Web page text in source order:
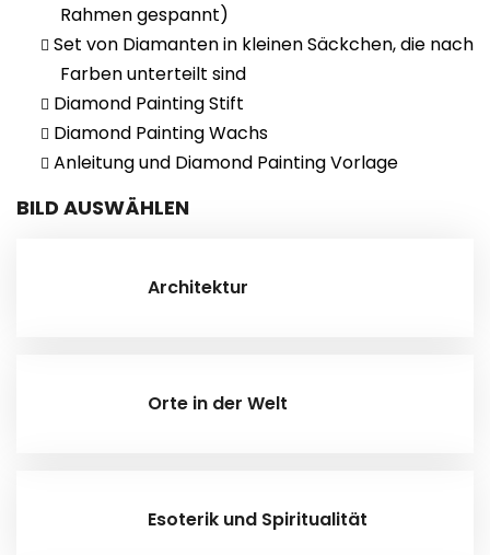
Rahmen gespannt)
Set von Diamanten in kleinen Säckchen, die nach
Farben unterteilt sind
Diamond Painting Stift
Diamond Painting Wachs
Anleitung und Diamond Painting Vorlage
BILD AUSWÄHLEN
Architektur
Orte in der Welt
Esoterik und Spiritualität